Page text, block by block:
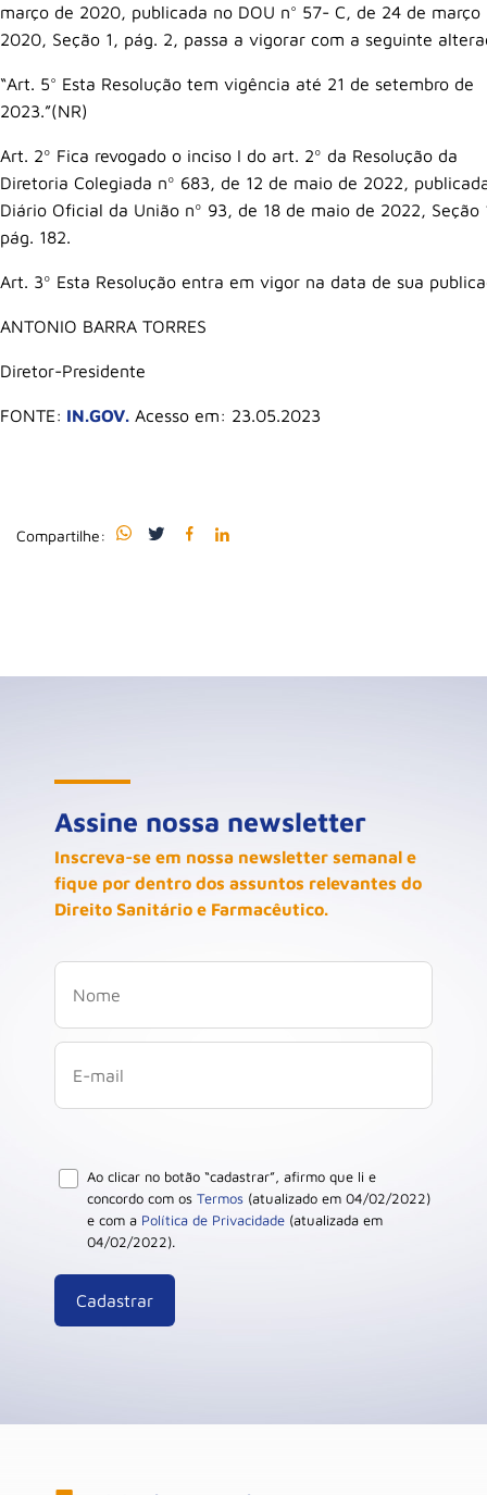
março de 2020, publicada no DOU n° 57- C, de 24 de março
2020, Seção 1, pág. 2, passa a vigorar com a seguinte
“Art. 5° Esta Resolução tem vigência até 21 de setembro de
2023.”(NR)
Art. 2º Fica revogado o inciso I do art. 2º da Resolução da
Diretoria Colegiada nº 683, de 12 de maio de 2022,
Diário Oficial da União nº 93, de 18 de maio de 2022, Seção
pág. 182.
Art. 3º Esta Resolução entra em vigor na data de sua
ANTONIO BARRA TORRES
Diretor-Presidente
FONTE: IN.GOV. Acesso em: 23.05.2023
Compartilhe:
Assine nossa newsletter
Inscreva-se em nossa newsletter semanal e
fique por dentro dos assuntos relevantes do
Direito Sanitário e Farmacêutico.
Ao clicar no botão “cadastrar”, afirmo que li e
concordo com os Termos (atualizado em 04/02/2022)
e com a Política de Privacidade (atualizada em
04/02/2022).